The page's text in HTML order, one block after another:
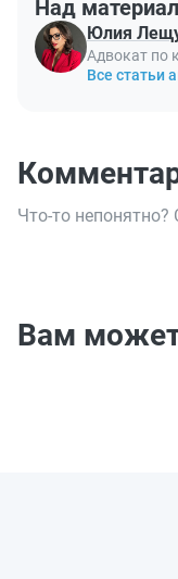
Над
Юлия
Адвокат по
Все статьи
Что-то непонятно?
Вам